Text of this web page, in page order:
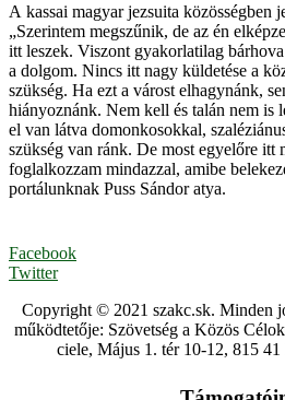
A kassai magyar jezsuita közösségben
„Szerintem megszűnik, de az én
itt leszek. Viszont gyakorlatilag
a dolgom. Nincs itt nagy küldetése a
szükség. Ha ezt a várost elhagynánk,
hiányoznánk. Nem kell és talán nem is
el van látva domonkosokkal,
szükség van ránk. De most egyelőre itt
foglalkozzam mindazzal, amibe
portálunknak Puss Sándor atya.
Facebook
Twitter
Copyright © 2021 szakc.sk. Minden
működtetője: Szövetség a Közös
ciele, Május 1. tér 10-12, 815